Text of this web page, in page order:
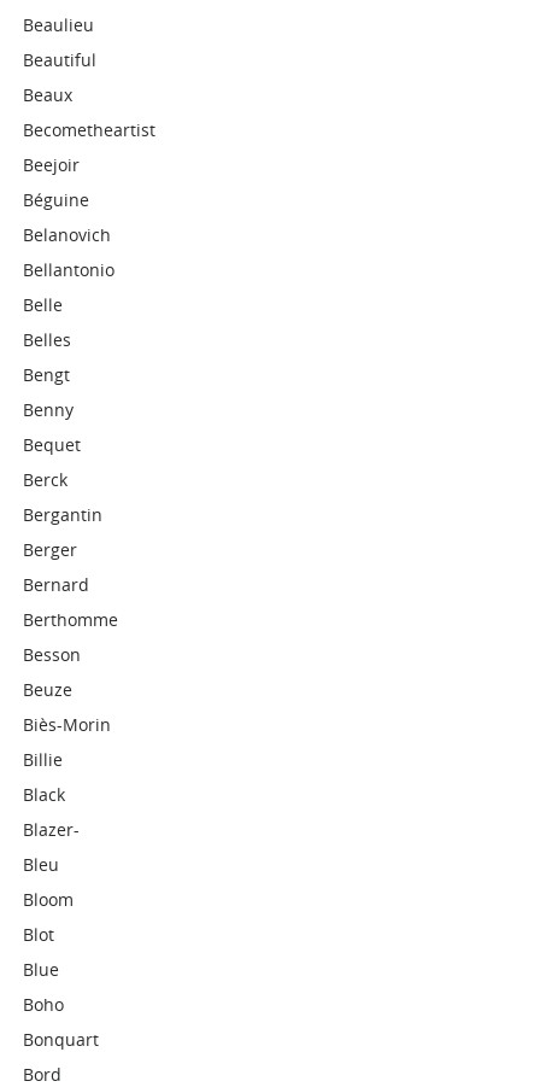
Beaulieu
Beautiful
Beaux
Becometheartist
Beejoir
Béguine
Belanovich
Bellantonio
Belle
Belles
Bengt
Benny
Bequet
Berck
Bergantin
Berger
Bernard
Berthomme
Besson
Beuze
Biès-Morin
Billie
Black
Blazer-
Bleu
Bloom
Blot
Blue
Boho
Bonquart
Bord